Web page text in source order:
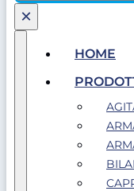
×
HOME